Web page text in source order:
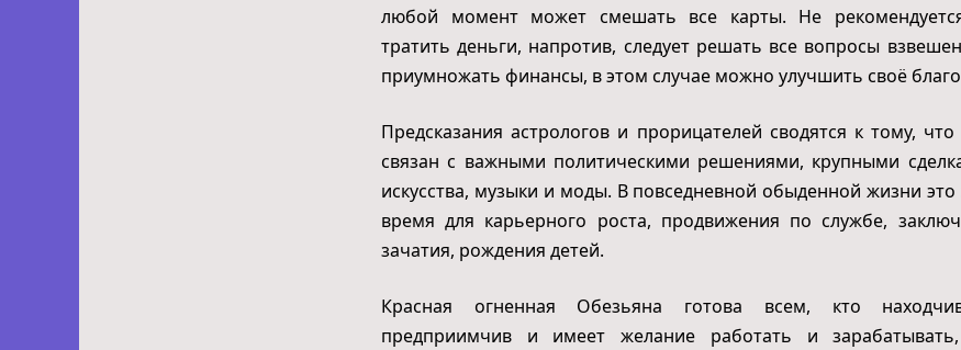
любой момент может смешать все карты. Не
тратить деньги, напротив, следует решать все вопросы
приумножать финансы, в этом случае можно улучшить своё
Предсказания астрологов и прорицателей сводятся к тому,
связан с важными политическими решениями, крупными
искусства, музыки и моды. В повседневной обыденной жизни
время для карьерного роста, продвижения по службе,
зачатия, рождения детей.
Красная огненная Обезьяна готова всем, кто
предприимчив и имеет желание работать и зарабатывать,